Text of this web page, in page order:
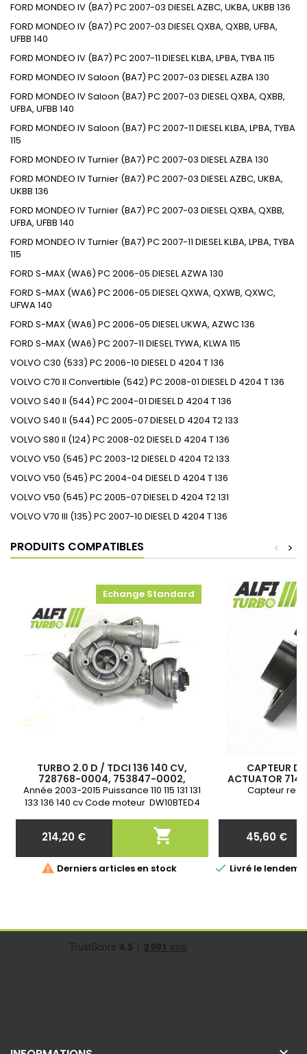
FORD MONDEO IV (BA7) PC 2007-03 DIESEL AZBC, UKBA, UKBB 136
FORD MONDEO IV (BA7) PC 2007-03 DIESEL QXBA, QXBB, UFBA,
UFBB 140
FORD MONDEO IV (BA7) PC 2007-11 DIESEL KLBA, LPBA, TYBA 115
FORD MONDEO IV Saloon (BA7) PC 2007-03 DIESEL AZBA 130
FORD MONDEO IV Saloon (BA7) PC 2007-03 DIESEL QXBA, QXBB,
UFBA, UFBB 140
FORD MONDEO IV Saloon (BA7) PC 2007-11 DIESEL KLBA, LPBA, TYBA
115
FORD MONDEO IV Turnier (BA7) PC 2007-03 DIESEL AZBA 130
FORD MONDEO IV Turnier (BA7) PC 2007-03 DIESEL AZBC, UKBA,
UKBB 136
FORD MONDEO IV Turnier (BA7) PC 2007-03 DIESEL QXBA, QXBB,
UFBA, UFBB 140
FORD MONDEO IV Turnier (BA7) PC 2007-11 DIESEL KLBA, LPBA, TYBA
115
FORD S-MAX (WA6) PC 2006-05 DIESEL AZWA 130
FORD S-MAX (WA6) PC 2006-05 DIESEL QXWA, QXWB, QXWC,
UFWA 140
FORD S-MAX (WA6) PC 2006-05 DIESEL UKWA, AZWC 136
FORD S-MAX (WA6) PC 2007-11 DIESEL TYWA, KLWA 115
VOLVO C30 (533) PC 2006-10 DIESEL D 4204 T 136
VOLVO C70 II Convertible (542) PC 2008-01 DIESEL D 4204 T 136
VOLVO S40 II (544) PC 2004-01 DIESEL D 4204 T 136
VOLVO S40 II (544) PC 2005-07 DIESEL D 4204 T2 133
VOLVO S80 II (124) PC 2008-02 DIESEL D 4204 T 136
VOLVO V50 (545) PC 2003-12 DIESEL D 4204 T2 133
VOLVO V50 (545) PC 2004-04 DIESEL D 4204 T 136
VOLVO V50 (545) PC 2005-07 DIESEL D 4204 T2 131
VOLVO V70 III (135) PC 2007-10 DIESEL D 4204 T 136
PRODUITS COMPATIBLES >
<
Echange Standard
TURBO 2.0 D / TDCI 136 140 CV,
728768-0004, 753847-0002,
760774-3, 3M5Q6K682BB,
3M5Q6K682CD, 9654262180,
Année 2003-2015 Puissance 110 115 131 131
133 136 140 cv Code moteur DW10BTED4
Prix
214,20 € 
 Derniers articles en stock
CAPTEUR
ACTUATOR
753556,
Capteur
Prix
45,60 €
 Livré le